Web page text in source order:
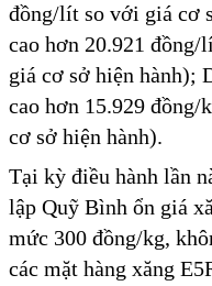
đồng/lít so với giá cơ
cao hơn 20.921
giá cơ sở hiện hành);
cao hơn 15.929
cơ sở hiện hành).
Tại kỳ điều hành lần
lập Quỹ Bình ổn giá
mức 300 đồng/kg,
các mặt hàng xăng